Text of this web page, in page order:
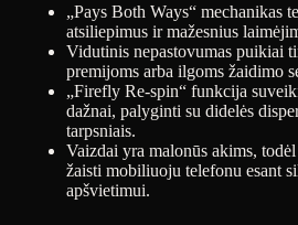
„Pays Both Ways“ mechanikas
atsiliepimus ir mažesnius
Vidutinis nepastovumas puikiai
premijoms arba ilgoms žaidimo
„Firefly Re-spin“ funkcija
dažnai, palyginti su didelės
tarpsniais.
Vaizdai yra malonūs akims,
žaisti mobiliuoju telefonu esant
apšvietimui.